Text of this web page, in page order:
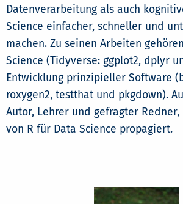
Datenverarbeitung als auch
Science einfacher, schneller und
machen. Zu seinen Arbeiten
Science (Tidyverse: ggplot2, dplyr
Entwicklung prinzipieller Software
roxygen2, testthat und pkgdown).
Autor, Lehrer und gefragter
von R für Data Science propagiert.